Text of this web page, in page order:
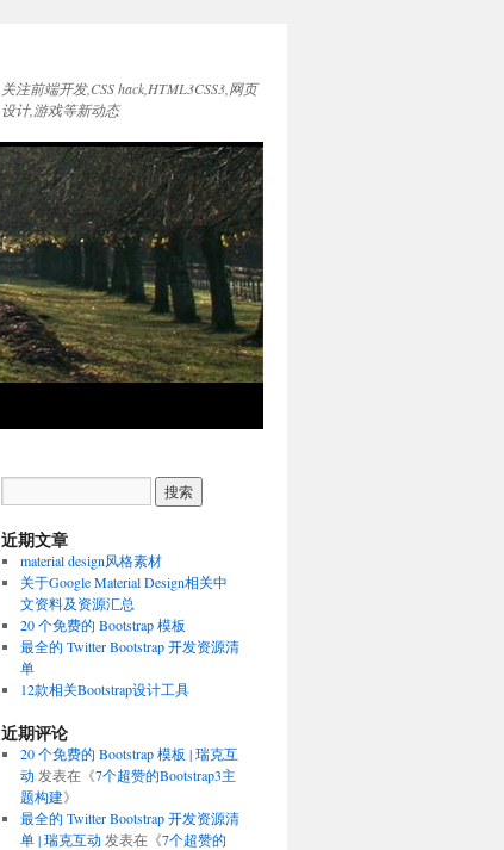
关注前端开发,CSS hack,HTML3CSS3,网页
设计,游戏等新动态
近期文章
material design风格素材
关于Google Material Design相关中
文资料及资源汇总
20 个免费的 Bootstrap 模板
最全的 Twitter Bootstrap 开发资源清
单
12款相关Bootstrap设计工具
近期评论
20 个免费的 Bootstrap 模板 | 瑞克互
动 发表在《7个超赞的Bootstrap3主
题构建》
最全的 Twitter Bootstrap 开发资源清
单 | 瑞克互动 发表在《7个超赞的